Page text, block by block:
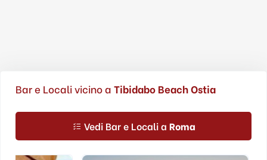
Bar e Locali vicino a Tibidabo Beach Ostia
Vedi Bar e Locali a Roma